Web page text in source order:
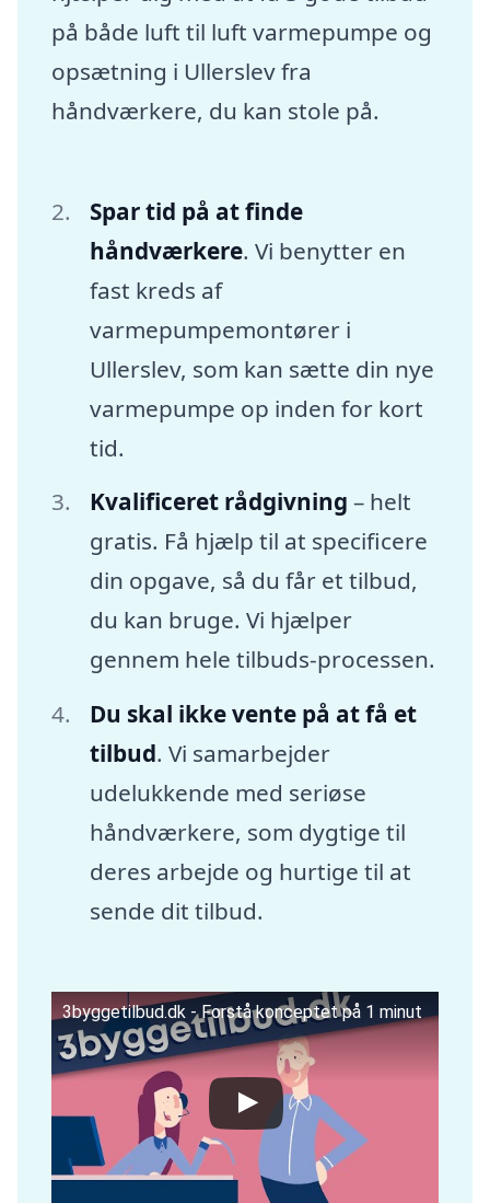
på både luft til luft varmepumpe og
opsætning i Ullerslev fra
håndværkere, du kan stole på.
Spar tid på at finde
håndværkere. Vi benytter en
fast kreds af
varmepumpemontører i
Ullerslev, som kan sætte din nye
varmepumpe op inden for kort
tid.
Kvalificeret rådgivning – helt
gratis. Få hjælp til at specificere
din opgave, så du får et tilbud,
du kan bruge. Vi hjælper
gennem hele tilbuds-processen.
Du skal ikke vente på at få et
tilbud. Vi samarbejder
udelukkende med seriøse
håndværkere, som dygtige til
deres arbejde og hurtige til at
sende dit tilbud.
3byggetilbud.dk - Forstå konceptet på 1 minut